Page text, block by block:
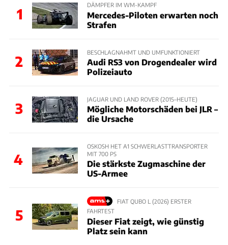
1
DÄMPFER IM WM-KAMPF
Mercedes-Piloten erwarten noch
Strafen
2
BESCHLAGNAHMT UND UMFUNKTIONIERT
Audi RS3 von Drogendealer wird
Polizeiauto
3
JAGUAR UND LAND ROVER (2015–HEUTE)
Mögliche Motorschäden bei JLR –
die Ursache
4
OSKOSH HET A1 SCHWERLASTTRANSPORTER
MIT 700 PS
Die stärkste Zugmaschine der
US-Armee
5
FIAT QUBO L (2026) ERSTER
FAHRTEST
Dieser Fiat zeigt, wie günstig
Platz sein kann